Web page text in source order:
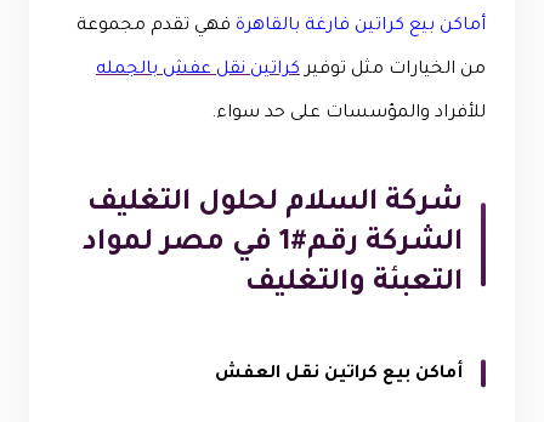
أماكن بيع كراتين فارغة بالقاهرة فهي تقدم مجموعة
من الخيارات مثل توفيركراتين نقل عفش بالجمله
للأفراد والمؤسسات على حد سواء.
شركة السلام لحلول التغليف
الشركة رقم#1 في مصر لمواد
التعبئة والتغليف
أماكن بيع كراتين نقل العفش